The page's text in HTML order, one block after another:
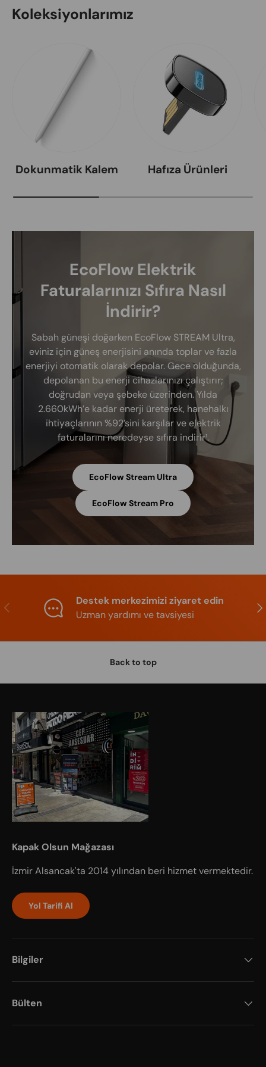
Koleksiyonlarımız
Dokunmatik Kalem Hafıza Ürünleri
EcoFlow Elektrik
Faturalarınızı Sıfıra Nasıl
İndirir?
Sabah güneşi doğarken EcoFlow STREAM Ultra,
eviniz için güneş enerjisini anında toplar ve fazla
enerjiyi otomatik olarak depolar. Gece olduğunda,
depolanan bu enerji cihazlarınızı çalıştırır;
doğrudan veya şebeke üzerinden. Yılda
2.660kWh’e kadar enerji üreterek, hanehalkı
ihtiyaçlarının %92’sini karşılar ve elektrik
faturalarını neredeyse sıfıra indirir¹.
EcoFlow Stream Ultra
EcoFlow Stream Pro
Previous
Destek merkezimizi ziyaret edin
Uzman yardımı ve tavsiyesi
Back to top
Kapak Olsun Mağazası
İzmir Alsancak'ta 2014 yılından beri hizmet vermektedir.
Yol Tarifi Al
Bilgiler
Bülten